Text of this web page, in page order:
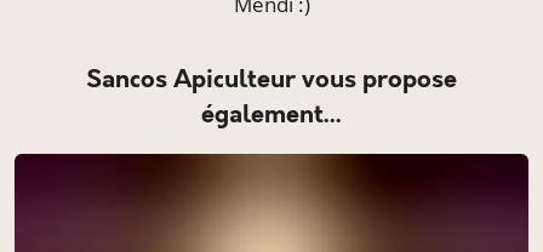
Sancos Apiculteur vous propose
également...